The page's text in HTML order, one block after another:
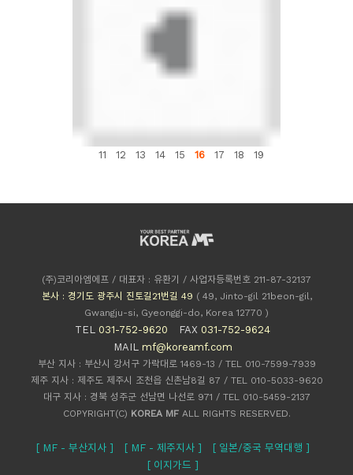
11 12 13 14 15 16 17 18 19
(주)코리아엠에프 / 대표자 : 유환기 / 사업자등록번호 211-87-32137
본사 : 경기도 광주시 진토길21번길 49 ( 49, Jinto-gil 21beon-gil,
Gwangju-si, Gyeonggi-do, Korea 12770 )
TEL 031-752-9620 FAX 031-752-9624
MAIL mf@koreamf.com
부산 지사 : 부산시 강서구 가락대로 1469-13 / TEL 010-7599-7939
제주 지사 : 제주도 제주시 조천읍 신촌남8길 87 / TEL 010-5033-9620
대구 지사 : 경북 성주군 선남면 나선로 971 / TEL 010-5459-2137
COPYRIGHT(C) KOREA MFALL RIGHTS RESERVED.
[ MF - 부산지사 ] [ MF - 제주지사 ]
[ 일본/중국 무역대행 ]
[ 이지가드 ]